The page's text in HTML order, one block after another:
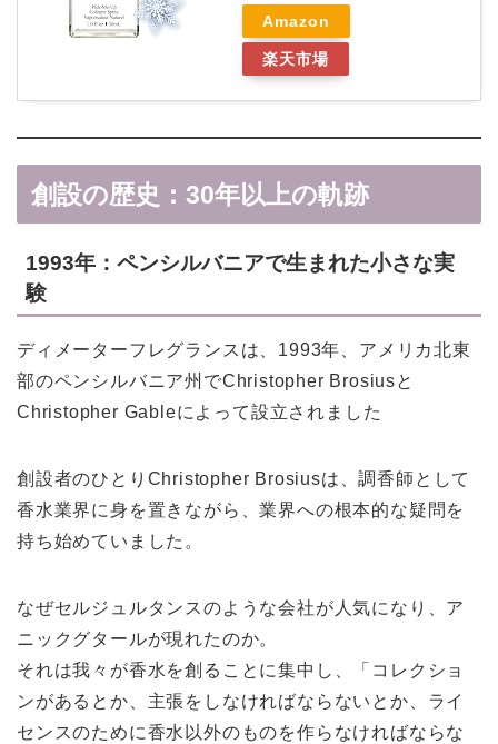
Amazon
楽天市場
創設の歴史：30年以上の軌跡
1993年：ペンシルバニアで生まれた小さな実
験
ディメーターフレグランスは、1993年、アメリカ北東
部のペンシルバニア州でChristopher Brosiusと
Christopher Gableによって設立されました
創設者のひとりChristopher Brosiusは、調香師として
香水業界に身を置きながら、業界への根本的な疑問を
持ち始めていました。
なぜセルジュルタンスのような会社が人気になり、ア
ニックグタールが現れたのか。
それは我々が香水を創ることに集中し、「コレクショ
ンがあるとか、主張をしなければならないとか、ライ
センスのために香水以外のものを作らなければならな